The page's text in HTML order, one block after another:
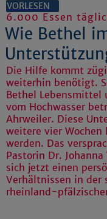
VORLESEN
6.000 Essen
Wie Bethel
Die Hilfe kommt
weiterhin benötigt.
Bethel Lebensmittel
vom Hochwasser
Ahrweiler. Diese
weitere vier
werden. Das
Pastorin Dr.
sich jetzt einen
Verhältnissen in der
rheinland-